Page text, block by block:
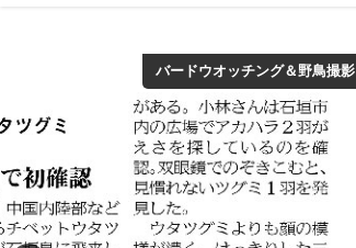
バードウオッチング＆野鳥撮影